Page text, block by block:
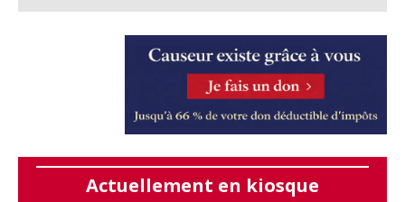
Actuellement en kiosque